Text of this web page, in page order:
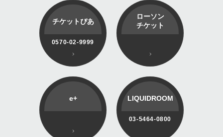
チケットぴあ
0570-02-9999
ローソン
チケット
e+ LIQUIDROOM
03-5464-0800